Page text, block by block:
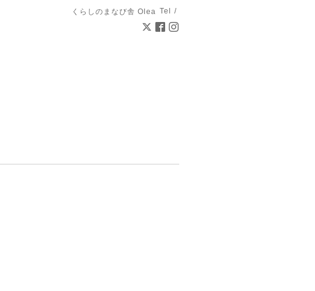
くらしのまなび舎 Olea Tel /